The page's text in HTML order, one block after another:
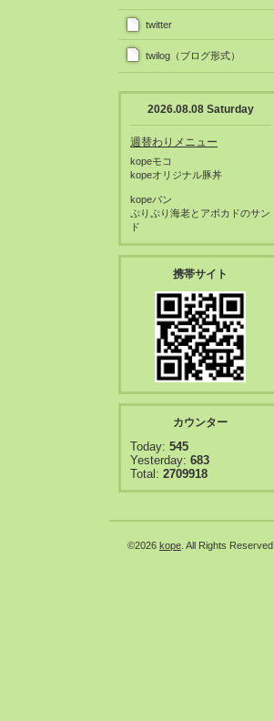
twitter
twilog（ブログ形式）
2026.08.08 Saturday
週替わりメニュー
kopeモコ
kopeオリジナル豚丼
kopeパン
ぷりぷり海老とアボカドのサン
ド
携帯サイト
カウンター
Today: 545
Yesterday: 683
Total: 2709918
©2026 kope . All Rights Reserved.